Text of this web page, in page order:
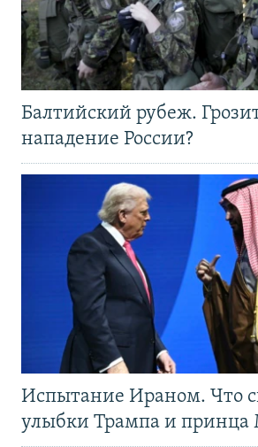
Балтийский рубеж.
нападение России?
Испытание Ираном. Что
улыбки Трампа и